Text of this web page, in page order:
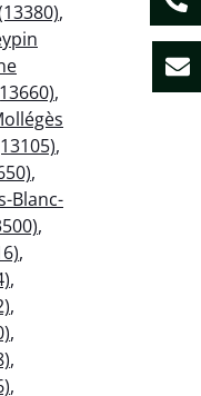
,
,
,
,
Blanc-
,
,
,
,
,
,
,